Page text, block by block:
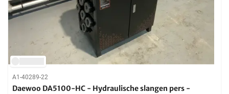
A1-40289-22
Daewoo DA5100-HC - Hydraulische slangen pers -